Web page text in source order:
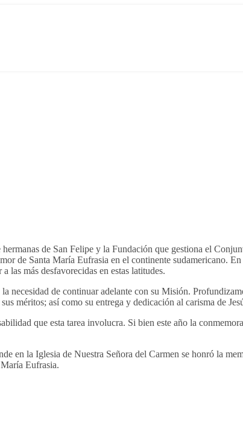
de San Felipe y la Fundación que gestiona el
de Santa María Eufrasia en el continente sudamericano. En
las más desfavorecidas en estas latitudes.
necesidad de continuar adelante con su Misión.
méritos; así como su entrega y dedicación al carisma de
que esta tarea involucra. Si bien este año la
en la Iglesia de Nuestra Señora del Carmen se honró la
María Eufrasia.